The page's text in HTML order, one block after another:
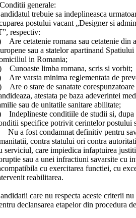
generale:
trebuie sa indeplineasca
postului vacant „Designer si
respectiv:
Are cetatenie romana sau cetatenie din
sau a statelor apartinand
in Romania;
Cunoaste limba romana, scris si vorbit;
Are varsta minima reglementata de
Are o stare de sanatate
atestata pe baza adeverintei
sau de unitatile sanitare abilitate;
Indeplineste conditiile de studii si, dupa
specifice potrivit cerintelor postului
Nu a fost condamnat definitiv pentru
contra statului ori contra
serviciul, care impiedica infaptuirea
sau a unei infractiuni savarsite cu
cu exercitarea functiei, cu
reabilitarea.
care nu respecta aceste criterii
declansarea etapelor din procedura